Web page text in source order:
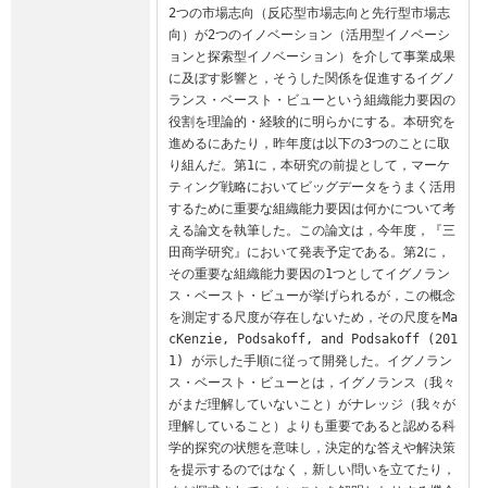
2つの市場志向（反応型市場志向と先行型市場志
向）が2つのイノベーション（活用型イノベーシ
ョンと探索型イノベーション）を介して事業成果
に及ぼす影響と，そうした関係を促進するイグノ
ランス・ベースト・ビューという組織能力要因の
役割を理論的・経験的に明らかにする。本研究を
進めるにあたり，昨年度は以下の3つのことに取
り組んだ。第1に，本研究の前提として，マーケ
ティング戦略においてビッグデータをうまく活用
するために重要な組織能力要因は何かについて考
える論文を執筆した。この論文は，今年度，『三
田商学研究』において発表予定である。第2に，
その重要な組織能力要因の1つとしてイグノラン
ス・ベースト・ビューが挙げられるが，この概念
を測定する尺度が存在しないため，その尺度をMa
cKenzie, Podsakoff, and Podsakoff (201
1) が示した手順に従って開発した。イグノラン
ス・ベースト・ビューとは，イグノランス（我々
がまだ理解していないこと）がナレッジ（我々が
理解していること）よりも重要であると認める科
学的探究の状態を意味し，決定的な答えや解決策
を提示するのではなく，新しい問いを立てたり，